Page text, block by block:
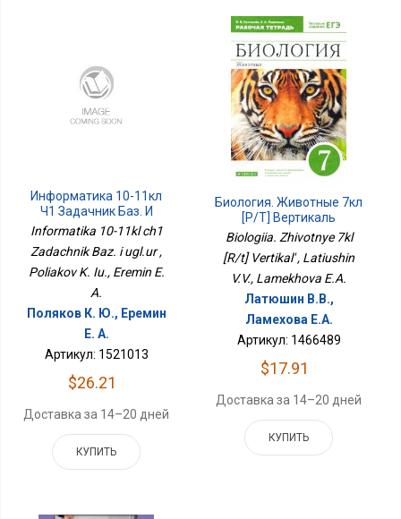
Информатика 10-11кл
Ч1 Задачник Баз. И
Угл.ур
Informatika 10-11kl ch1
Zadachnik Baz. i ugl.ur ,
Poliakov K. Iu., Eremin E.
A.
Поляков К. Ю., Еремин
Е. А.
Артикул: 1521013
$26.21
Доставка за 14–20 дней
КУПИТЬ
Биология. Животные 7кл
[Р/т] Вертикаль
Biologiia. Zhivotnye 7kl
[R/t] Vertikal' , Latiushin
V.V., Lamekhova E.A.
Латюшин В.В.,
Ламехова Е.А.
Артикул: 1466489
$17.91
Доставка за 14–20 дней
КУПИТЬ